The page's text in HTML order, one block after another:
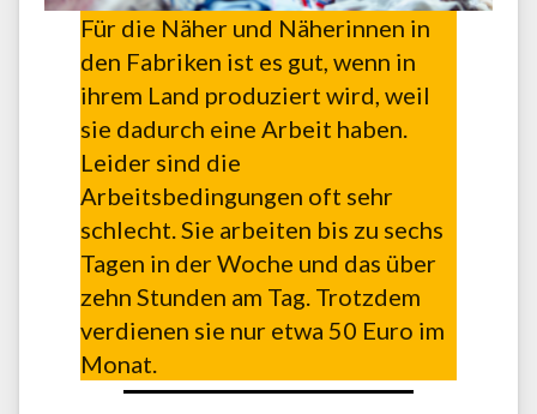
Für die Näher und Näherinnen in
den Fabriken ist es gut, wenn in
ihrem Land produziert wird, weil
sie dadurch eine Arbeit haben.
Leider sind die
Arbeitsbedingungen oft sehr
schlecht. Sie arbeiten bis zu sechs
Tagen in der Woche und das über
zehn Stunden am Tag. Trotzdem
verdienen sie nur etwa 50 Euro im
Monat.